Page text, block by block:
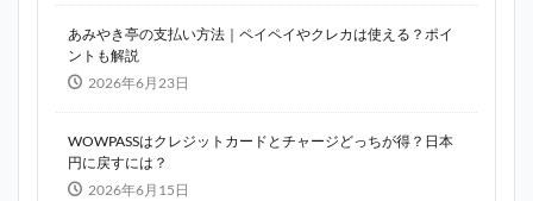
あみやき亭の支払い方法｜ペイペイやクレカは使える？ポイ
ントも解説
2026年6月23日
WOWPASSはクレジットカードとチャージどっちが得？日本
円に戻すには？
2026年6月15日